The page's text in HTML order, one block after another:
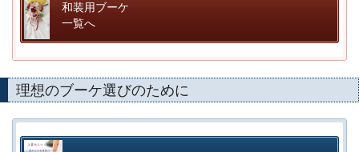
和装用ブーケ
一覧へ
理想のブーケ選びのために